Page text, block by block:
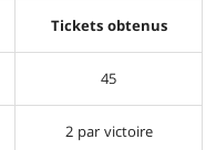
Tickets obtenus
45
2 par victoire